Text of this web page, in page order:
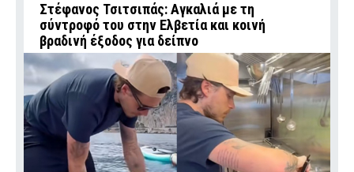
Στέφανος Τσιτσιπάς: Αγκαλιά με τη
σύντροφό του στην Ελβετία και κοινή
βραδινή έξοδος για δείπνο